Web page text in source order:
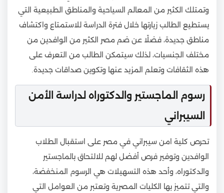
وتمتلك الكثير من المعالم السياحية والمناطق الطبيعية التي
يستطيع الطالب زيارتها خلال فترة الدراسة للاستمتاع واكتشاف
مناطق جديدة، فضلًا عن ضم مصر الكثير من الوافدين من
مختلف الجنسيات، لذلك سيتمكن الطالب من التعرف على
هذه الثقافات وتعلم المزيد عنها وتكوين صداقات جديدة.
رسوم الماجستير والدكتوراه لدراسة الأمن
السيبراني
تحرص كلية امن سيبراني في مصر على استقبال الطلاب
الوافدين وتوفير فرص أفضل لهم للالتحاق بالماجستير
والدكتوراه، وأحد هذه التسهيلات هي الرسوم المنخفضة،
والتي تتميز بها الكليات المصرية وتعتبر من العوامل التي